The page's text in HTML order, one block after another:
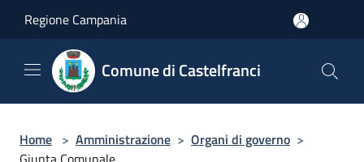
Regione Campania
Comune di Castelfranci
Home > Amministrazione > Organi di governo >